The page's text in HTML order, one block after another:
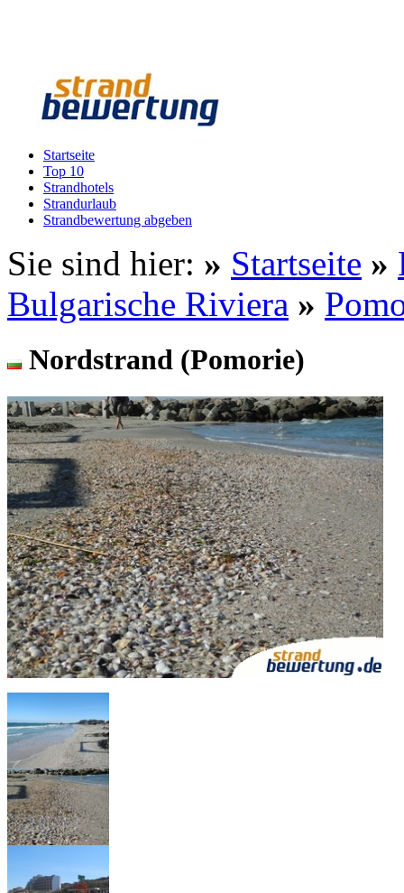
Startseite
Top 10
Strandhotels
Strandurlaub
Strandbewertung abgeben
Sie sind hier: » Startseite »
Bulgarische Riviera »
Nordstrand (Pomorie)